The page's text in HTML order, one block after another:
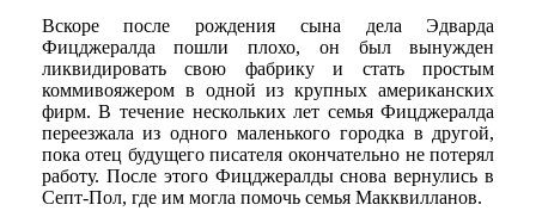
Вскоре после рождения сына дела Эдварда
Фицджералда пошли плохо, он был вынужден
ликвидировать свою фабрику и стать простым
коммивояжером в одной из крупных американских
фирм. В течение нескольких лет семья Фицджералда
переезжала из одного маленького городка в другой,
пока отец будущего писателя окончательно не потерял
работу. После этого Фицджералды снова вернулись в
Септ-Пол, где им могла помочь семья Макквилланов.